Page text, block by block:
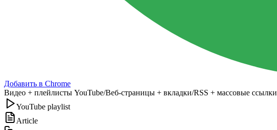
Добавить в Chrome
Видео + плейлисты YouTube/Веб-страницы + вкладки/RSS + массовые ссылки
YouTube playlist
Article